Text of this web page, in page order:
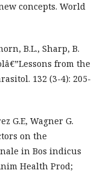
concepts. World
B.L., Sharp, B.
from the
132 (3-4): 205-
G.E, Wagner G.
on the
in Bos indicus
Health Prod;